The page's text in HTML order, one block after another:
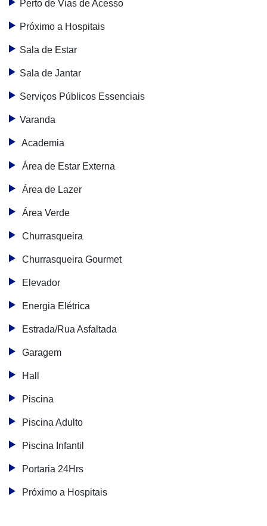
Perto de Vias de Acesso
Próximo a Hospitais
Sala de Estar
Sala de Jantar
Serviços Públicos Essenciais
Varanda
Academia
Área de Estar Externa
Área de Lazer
Área Verde
Churrasqueira
Churrasqueira Gourmet
Elevador
Energia Elétrica
Estrada/Rua Asfaltada
Garagem
Hall
Piscina
Piscina Adulto
Piscina Infantil
Portaria 24Hrs
Próximo a Hospitais